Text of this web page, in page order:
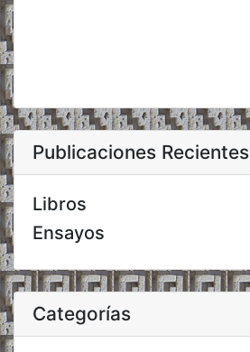
Publicaciones Recientes
Libros
Ensayos
Categorías